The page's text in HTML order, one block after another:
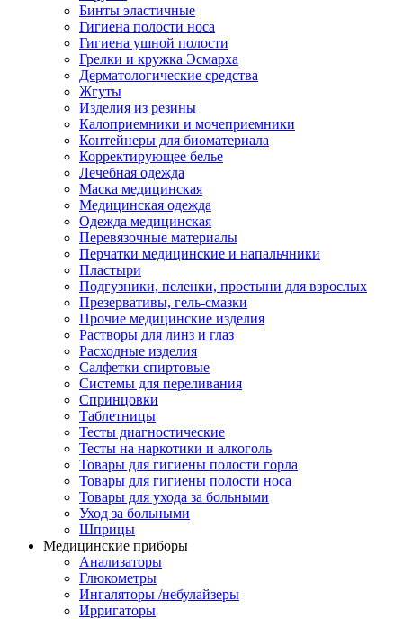
Бинты эластичные
Гигиена полости носа
Гигиена ушной полости
Грелки и кружка Эсмарха
Дерматологические средства
Жгуты
Изделия из резины
Калоприемники и мочеприемники
Контейнеры для биоматериала
Корректирующее белье
Лечебная одежда
Маска медицинская
Медицинская одежда
Одежда медицинская
Перевязочные материалы
Перчатки медицинские и напальчники
Пластыри
Подгузники, пеленки, простыни для взрослых
Презервативы, гель-смазки
Прочие медицинские изделия
Растворы для линз и глаз
Расходные изделия
Салфетки спиртовые
Системы для переливания
Спринцовки
Таблетницы
Тесты диагностические
Тесты на наркотики и алкоголь
Товары для гигиены полости горла
Товары для гигиены полости носа
Товары для ухода за больными
Уход за больными
Шприцы
Медицинские приборы
Анализаторы
Глюкометры
Ингаляторы /небулайзеры
Ирригаторы